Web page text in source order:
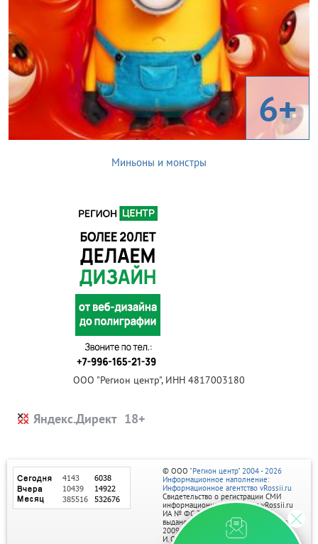
6+
Миньоны и монстры
ООО "Регион центр", ИНН 4817003180
Яндекс.Директ
© ООО "Регион центр" 2004 - 2026
Информационное наполнение:
Информационное агентство vRossii.ru
Свидетельство о регистрации СМИ
информационного агентства vRossii.ru
ИА № ФС 77‑35502
выдано РОСКОМНАДЗОРом 04 марта
2009г.
И. О. Главного редактора Нарыков А. Н.